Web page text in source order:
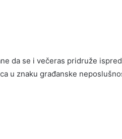
da se i večeras pridruže
u znaku građanske